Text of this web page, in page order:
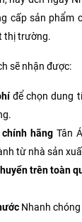
cấp sản phẩm
thị trường.
sẽ nhận được:
để chọn dung
hãng Tân
từ nhà sản
trên toàn
Nhanh